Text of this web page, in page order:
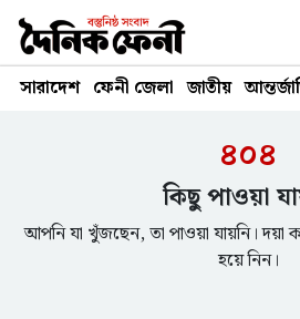
সারাদেশ ফেনী জেলা জাতীয়
৪০৪
কিছু পাওয়া
আপনি যা খুঁজছেন, তা পাওয়া যায়নি। দয়া
হয়ে নিন।